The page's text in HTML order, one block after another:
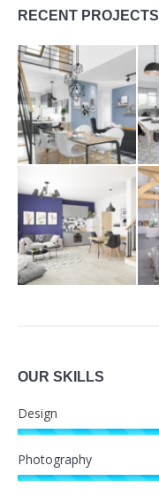
RECENT PROJECTS
OUR SKILLS
Design
Photography